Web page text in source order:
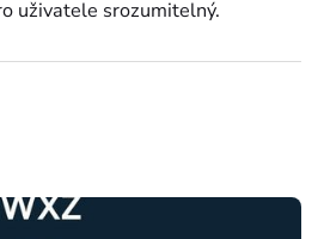
uživatele srozumitelný.